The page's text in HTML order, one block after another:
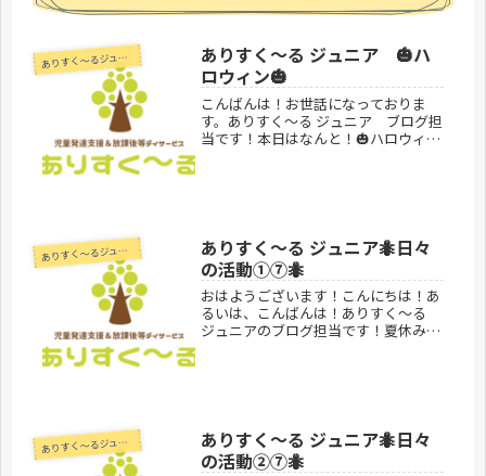
あ
りすく～るジュニア
ありすく〜る ジュニア 🎃ハ
ロウィン🎃
こんばんは！お世話になっておりま
す。ありすく〜る ジュニア ブログ担
当です！本日はなんと！🎃ハロウィン
あ
りすく～るジュニア
ありすく〜る ジュニア🐜日々
の活動①⑦🐜
おはようございます！こんにちは！あ
るいは、こんばんは！ありすく～る
ジュニアのブログ担当です！夏休みも
あ
りすく～るジュニア
ありすく〜る ジュニア🐜日々
の活動②⑦🐜